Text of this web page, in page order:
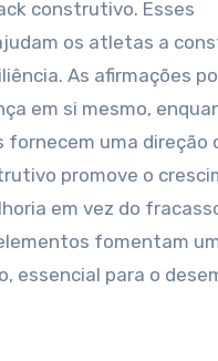
construtivo. Esses
os atletas a
As afirmações
em si mesmo,
uma direção
promove o
em vez do
fomentam
essencial para o